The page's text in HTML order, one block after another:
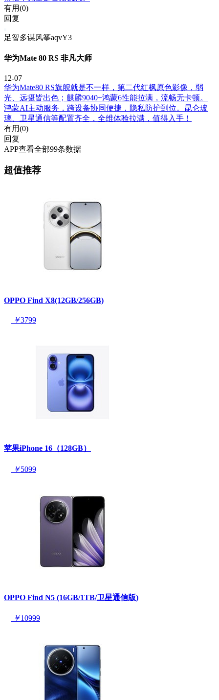
有用(0)
回复
足智多谋风筝aqvY3
华为Mate 80 RS 非凡大师
12-07
华为Mate80 RS旗舰就是不一样，第二代红枫原色影像，弱
光、远摄皆出色；麒麟9040+鸿蒙6性能拉满，流畅无卡顿。
鸿蒙AI主动服务，跨设备协同便捷，隐私防护到位。昆仑玻
璃、卫星通信等配置齐全，全维体验拉满，值得入手！
有用(0)
回复
APP查看全部99条数据
超值推荐
OPPO Find X8(12GB/256GB)
￥3799
苹果iPhone 16（128GB）
￥5099
OPPO Find N5 (16GB/1TB/卫星通信版)
￥10999